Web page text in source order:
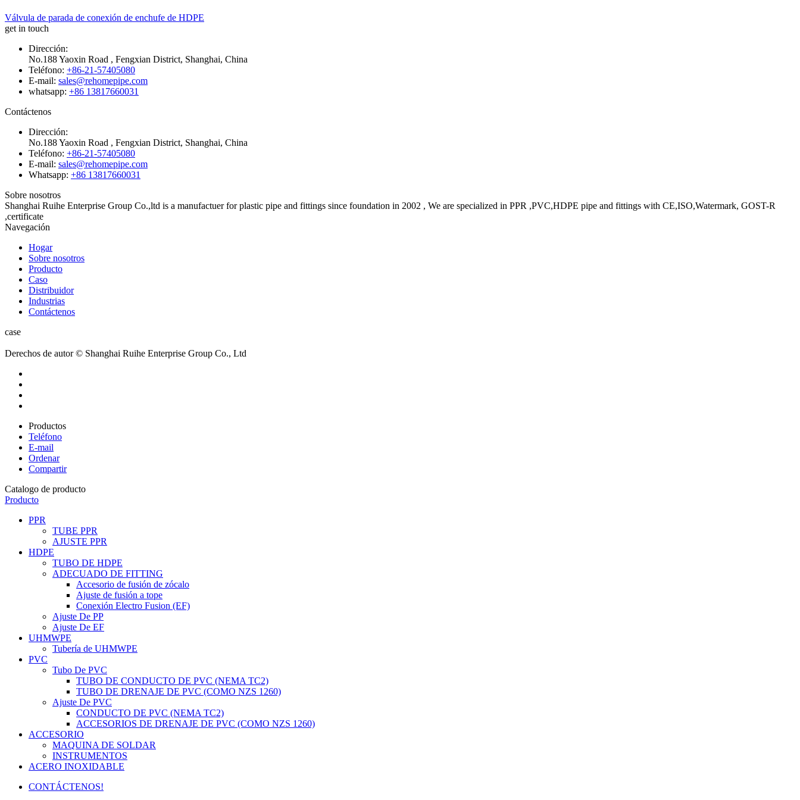
Válvula de parada de conexión de enchufe de HDPE
get in touch
Dirección:
No.188 Yaoxin Road , Fengxian District, Shanghai, China
Teléfono: +86-21-57405080
E-mail: sales@rehomepipe.com
whatsapp: +86 13817660031
Contáctenos
Dirección:
No.188 Yaoxin Road , Fengxian District, Shanghai, China
Teléfono: +86-21-57405080
E-mail: sales@rehomepipe.com
Whatsapp: +86 13817660031
Sobre nosotros
Shanghai Ruihe Enterprise Group Co.,ltd is a manufactuer for plastic pipe and fittings since foundation in 2002 , We are specialized in PPR ,PVC,HDPE pipe and fittings with CE,ISO,Watermark, GOST-R
,certificate
Navegación
Hogar
Sobre nosotros
Producto
Caso
Distribuidor
Industrias
Contáctenos
case
Derechos de autor © Shanghai Ruihe Enterprise Group Co., Ltd
Productos
Teléfono
E-mail
Ordenar
Compartir
Catalogo de producto
Producto
PPR
TUBE PPR
AJUSTE PPR
HDPE
TUBO DE HDPE
ADECUADO DE FITTING
Accesorio de fusión de zócalo
Ajuste de fusión a tope
Conexión Electro Fusion (EF)
Ajuste De PP
Ajuste De EF
UHMWPE
Tubería de UHMWPE
PVC
Tubo De PVC
TUBO DE CONDUCTO DE PVC (NEMA TC2)
TUBO DE DRENAJE DE PVC (COMO NZS 1260)
Ajuste De PVC
CONDUCTO DE PVC (NEMA TC2)
ACCESORIOS DE DRENAJE DE PVC (COMO NZS 1260)
ACCESORIO
MAQUINA DE SOLDAR
INSTRUMENTOS
ACERO INOXIDABLE
CONTÁCTENOS!